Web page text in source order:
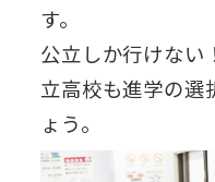
す。
公立しか行けない
立高校も進学の選
ょう。